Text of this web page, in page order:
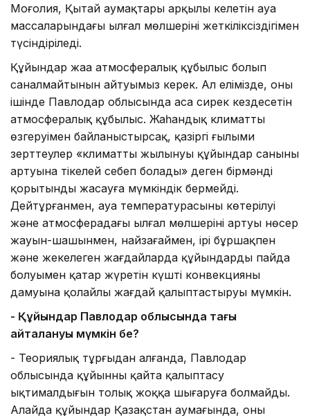
Моңғолия, Қытай аумақтары арқылы келетін ауа
массаларындағы ылғал мөлшерінің жеткіліксіздігімен
түсіндіріледі.
Құйындар жаңа атмосфералық құбылыс болып
саналмайтынын айтуымыз керек. Ал елімізде, оның
ішінде Павлодар облысында аса сирек кездесетін
атмосфералық құбылыс. Жаһандық климаттың
өзгеруімен байланыстырсақ, қазіргі ғылыми
зерттеулер «климаттың жылынуы құйындар санының
артуына тікелей себеп болады» деген бірмәнді
қорытынды жасауға мүмкіндік бермейді.
Дейтұрғанмен, ауа температурасының көтерілуі
және атмосферадағы ылғал мөлшерінің артуы нөсер
жауын-шашынмен, найзағаймен, ірі бұршақпен
және жекелеген жағдайларда құйындардың пайда
болуымен қатар жүретін күшті конвекцияның
дамуына қолайлы жағдай қалыптастыруы мүмкін.
- Құйындар Павлодар облысында тағы
қайталануы мүмкін бе?
- Теориялық тұрғыдан алғанда, Павлодар
облысында құйынның қайта қалыптасу
ықтималдығын толық жоққа шығаруға болмайды.
Алайда құйындар Қазақстан аумағында, оның